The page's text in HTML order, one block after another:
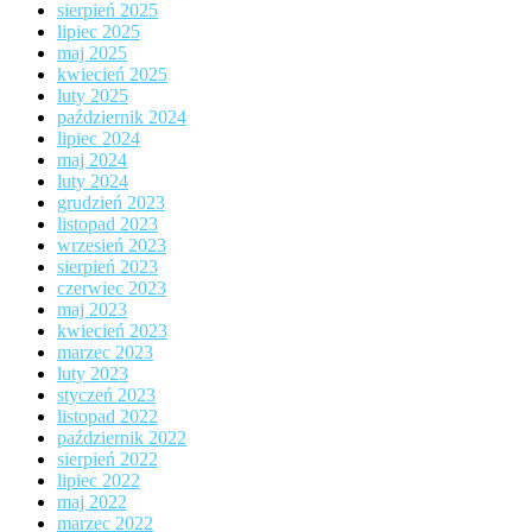
sierpień 2025
lipiec 2025
maj 2025
kwiecień 2025
luty 2025
październik 2024
lipiec 2024
maj 2024
luty 2024
grudzień 2023
listopad 2023
wrzesień 2023
sierpień 2023
czerwiec 2023
maj 2023
kwiecień 2023
marzec 2023
luty 2023
styczeń 2023
listopad 2022
październik 2022
sierpień 2022
lipiec 2022
maj 2022
marzec 2022